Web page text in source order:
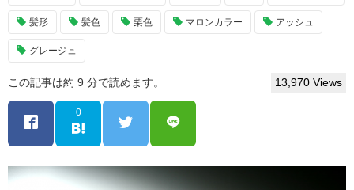
髪形 髪色 栗色 マロンカラー アッシュ
グレージュ
この記事は約 9 分で読めます。 13,970 Views
0